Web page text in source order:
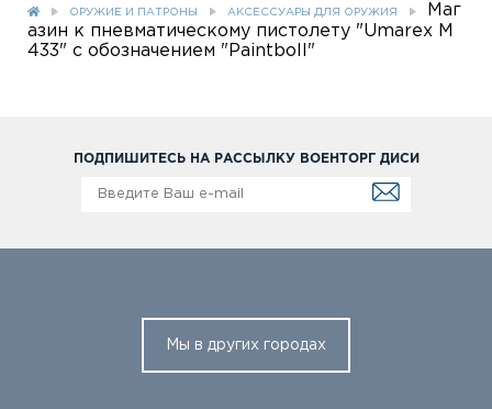
ОРУЖИЕ И ПАТРОНЫ АКСЕССУАРЫ ДЛЯ ОРУЖИЯ
Маг
азин к пневматическому пистолету "Umarex M
433" с обозначением "Paintboll"
ПОДПИШИТЕСЬ НА РАССЫЛКУ ВОЕНТОРГ ДИСИ
Мы в других городах